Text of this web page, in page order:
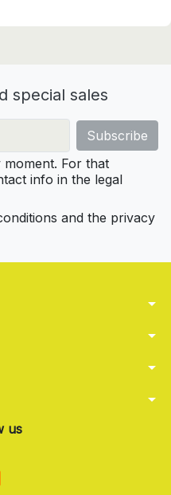
special sales
For that
info in the legal
and the privacy
arrow_drop_down
arrow_drop_down
arrow_drop_down
arrow_drop_down
us